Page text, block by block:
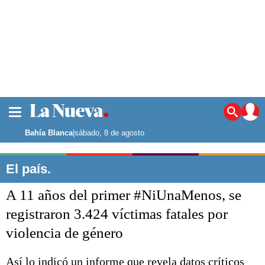
Noticias
La ciudad
Punta Alta
El mundo
Seguridad
Escenario Olímpico
Liga del Sur
Bahía Blanca|sábado, 8 de agosto
El país.
A 11 años del primer #NiUnaMenos, se
registraron 3.424 víctimas fatales por
violencia de género
Así lo indicó un informe que revela datos críticos